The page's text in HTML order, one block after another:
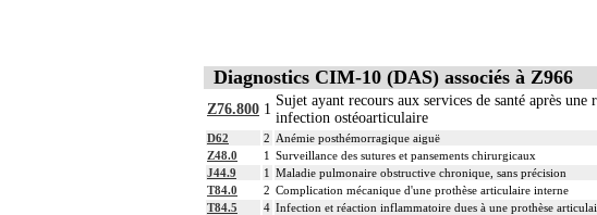
Diagnostics CIM-10 (DAS) associés à Z966
Z76.800 1
Sujet ayant recours aux services de santé après
infection ostéoarticulaire
D62 2 Anémie posthémorragique aiguë
Z48.0
1 Surveillance des sutures et pansements chirurgicaux
J44.9
1 Maladie pulmonaire obstructive chronique, sans précision
T84.0
2 Complication mécanique d'une prothèse articulaire interne
T84.5
4 Infection et réaction inflammatoire dues à une prothèse